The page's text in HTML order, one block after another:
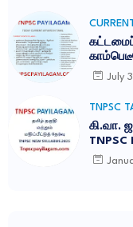
July
TNPSC
கி.வா.
TNPSC